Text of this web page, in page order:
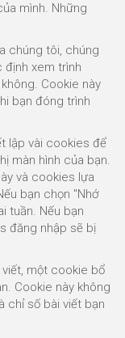
mình. Những
chúng tôi, chúng
xem trình
Cookie này
bạn đóng trình
lập vài cookies để
màn hình của bạn.
và cookies lựa
bạn chọn "Nhớ
tuần. Nếu bạn
đăng nhập sẽ bị
một cookie bổ
Cookie này không
chỉ số bài viết bạn